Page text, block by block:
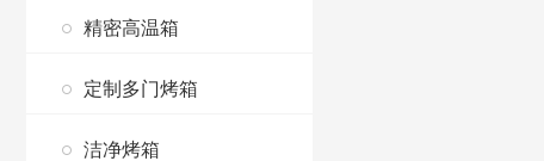
精密高温箱
定制多门烤箱
洁净烤箱